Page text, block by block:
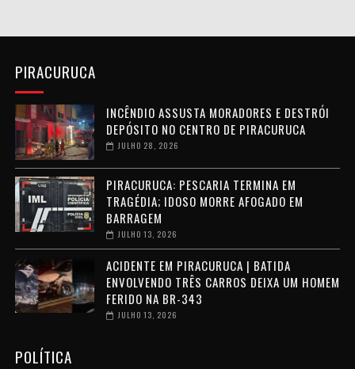
PIRACURUCA
INCÊNDIO ASSUSTA MORADORES E DESTRÓI
DEPÓSITO NO CENTRO DE PIRACURUCA
JULHO 28, 2026
PIRACURUCA: PESCARIA TERMINA EM
TRAGÉDIA; IDOSO MORRE AFOGADO EM
BARRAGEM
JULHO 13, 2026
ACIDENTE EM PIRACURUCA | BATIDA
ENVOLVENDO TRÊS CARROS DEIXA UM HOMEM
FERIDO NA BR-343
JULHO 13, 2026
POLÍTICA